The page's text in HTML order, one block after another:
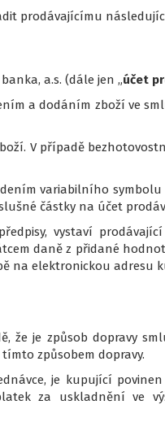
prodávajícímu
a.s. (dále jen „účet
a dodáním zboží ve
V případě
variabilního symbolu
částky na účet
vystaví
daně z přidané
na elektronickou adresu
že je způsob dopravy
způsobem dopravy.
je kupující
za uskladnění ve